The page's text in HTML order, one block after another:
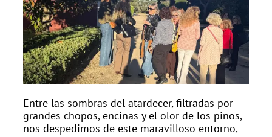
Entre las sombras del atardecer, filtradas por
grandes chopos, encinas y el olor de los pinos,
nos despedimos de este maravilloso entorno,